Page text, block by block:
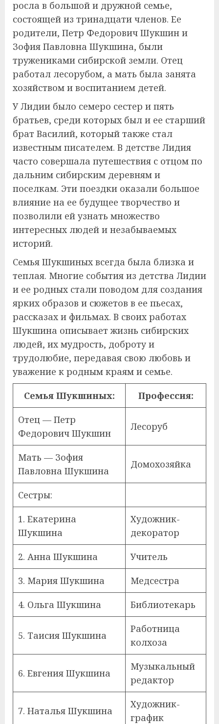
росла в большой и дружной семье,
состоящей из тринадцати членов. Ее
родители, Петр Федорович Шукшин и
Зофия Павловна Шукшина, были
тружениками сибирской земли. Отец
работал лесорубом, а мать была занята
хозяйством и воспитанием детей.
У Лидии было семеро сестер и пять
братьев, среди которых был и ее старший
брат Василий, который также стал
известным писателем. В детстве Лидия
часто совершала путешествия с отцом по
дальним сибирским деревням и
поселкам. Эти поездки оказали большое
влияние на ее будущее творчество и
позволили ей узнать множество
интересных людей и незабываемых
историй.
Семья Шукшиных всегда была близка и
теплая. Многие события из детства Лидии
и ее родных стали поводом для создания
ярких образов и сюжетов в ее пьесах,
рассказах и фильмах. В своих работах
Шукшина описывает жизнь сибирских
людей, их мудрость, доброту и
трудолюбие, передавая свою любовь и
уважение к родным краям и семье.
Семья Шукшиных: Профессия:
Отец — Петр
Федорович Шукшин
Лесоруб
Мать — Зофия
Павловна Шукшина
Домохозяйка
Сестры:
1. Екатерина
Шукшина
Художник-
декоратор
2. Анна Шукшина Учитель
3. Мария Шукшина Медсестра
4. Ольга Шукшина Библиотекарь
5. Таисия Шукшина
Работница
колхоза
6. Евгения Шукшина
Музыкальный
редактор
7. Наталья Шукшина
Художник-
график